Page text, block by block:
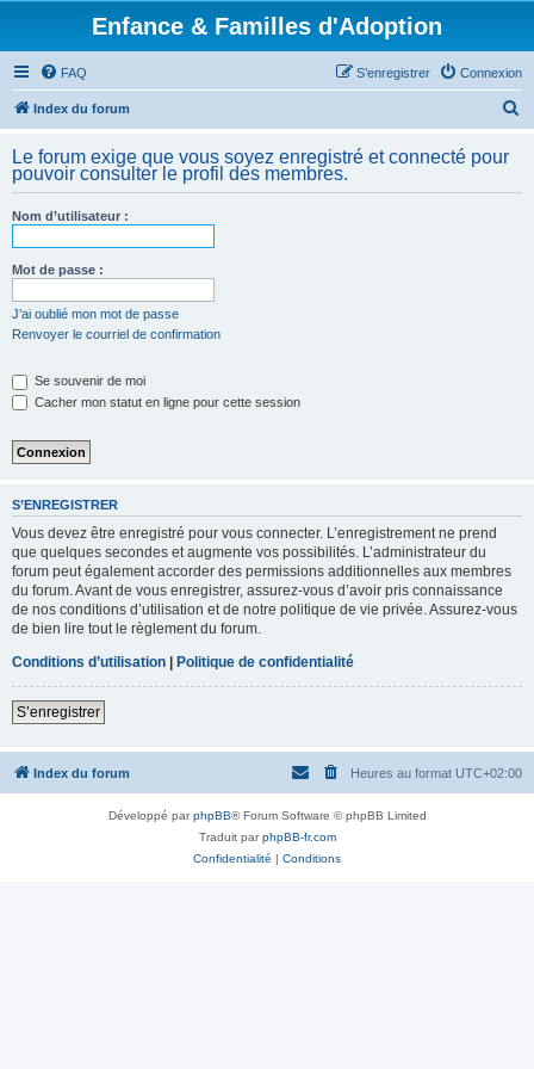
Enfance & Familles d'Adoption
FAQ Connexion
S’enregistrer
Index du forum
h
Le forum exige que vous soyez enregistré et connecté pour
pouvoir consulter le profil des membres.
Nom d’utilisateur :
Mot de passe :
J’ai oublié mon mot de passe
Renvoyer le courriel de confirmation
Se souvenir de moi
Cacher mon statut en ligne pour cette session
S’ENREGISTRER
Vous devez être enregistré pour vous connecter. L’enregistrement ne prend
que quelques secondes et augmente vos possibilités. L’administrateur du
forum peut également accorder des permissions additionnelles aux membres
du forum. Avant de vous enregistrer, assurez-vous d’avoir pris connaissance
de nos conditions d’utilisation et de notre politique de vie privée. Assurez-vous
de bien lire tout le règlement du forum.
Conditions d’utilisation | Politique de confidentialité
S’enregistrer
Index du forum Heures au format UTC+02:00
Développé parphpBB® Forum Software © phpBB Limited
Traduit parphpBB-fr.com
Confidentialité | Conditions